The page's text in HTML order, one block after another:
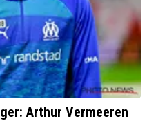
Arthur Vermeeren